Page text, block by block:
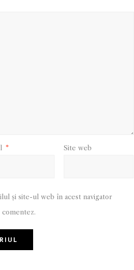
* Site web
și site-ul web în acest navigator
comentez.